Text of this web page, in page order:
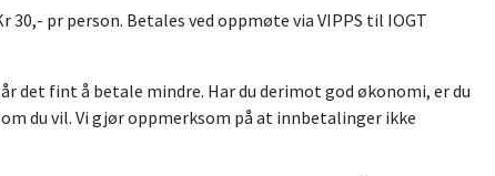
30,- pr person. Betales ved oppmøte via VIPPS til IOGT
det fint å betale mindre. Har du derimot god økonomi, er du
du vil. Vi gjør oppmerksom på at innbetalinger ikke